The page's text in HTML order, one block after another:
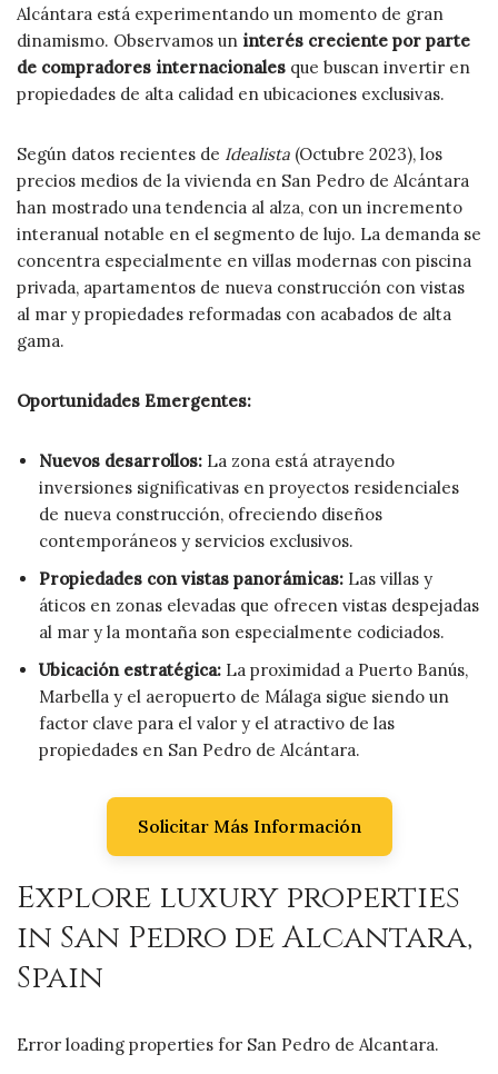
Alcántara está experimentando un momento de gran
dinamismo. Observamos un interés creciente por parte
de compradores internacionales que buscan invertir en
propiedades de alta calidad en ubicaciones exclusivas.
Según datos recientes de Idealista (Octubre 2023), los
precios medios de la vivienda en San Pedro de Alcántara
han mostrado una tendencia al alza, con un incremento
interanual notable en el segmento de lujo. La demanda se
concentra especialmente en villas modernas con piscina
privada, apartamentos de nueva construcción con vistas
al mar y propiedades reformadas con acabados de alta
gama.
Oportunidades Emergentes:
Nuevos desarrollos: La zona está atrayendo
inversiones significativas en proyectos residenciales
de nueva construcción, ofreciendo diseños
contemporáneos y servicios exclusivos.
Propiedades con vistas panorámicas: Las villas y
áticos en zonas elevadas que ofrecen vistas despejadas
al mar y la montaña son especialmente codiciados.
Ubicación estratégica: La proximidad a Puerto Banús,
Marbella y el aeropuerto de Málaga sigue siendo un
factor clave para el valor y el atractivo de las
propiedades en San Pedro de Alcántara.
Solicitar Más Información
Explore luxury properties
in San Pedro de Alcantara,
Spain
Error loading properties for San Pedro de Alcantara.